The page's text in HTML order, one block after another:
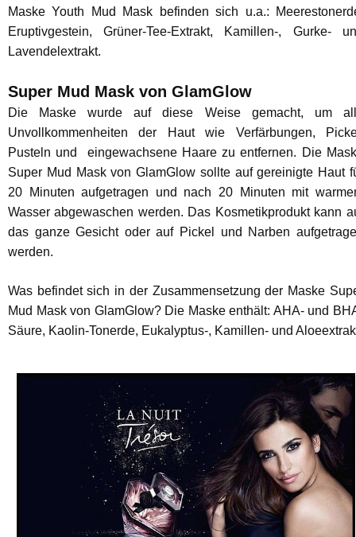
Maske Youth Mud Mask befinden sich u.a.:
Eruptivgestein, Grüner-Tee-Extrakt, Kamillen-, Gurke-
Lavendelextrakt.
Super Mud Mask von GlamGlow
Die Maske wurde auf diese Weise gemacht, um
Unvollkommenheiten der Haut wie Verfärbungen,
Pusteln und eingewachsene Haare zu entfernen. Die
Super Mud Mask von GlamGlow sollte auf gereinigte Haut
20 Minuten aufgetragen und nach 20 Minuten mit
Wasser abgewaschen werden. Das Kosmetikprodukt kann
das ganze Gesicht oder auf Pickel und Narben
werden.
Was befindet sich in der Zusammensetzung der Maske
Mud Mask von GlamGlow? Die Maske enthält: AHA- und
Säure, Kaolin-Tonerde, Eukalyptus-, Kamillen- und